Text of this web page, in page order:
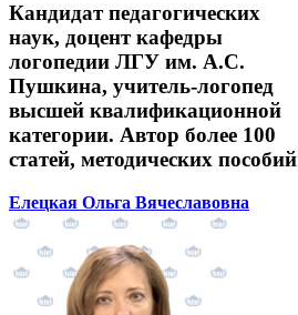
Кандидат педагогических
наук, доцент кафедры
логопедии ЛГУ им. А.С.
Пушкина, учитель-логопед
высшей квалификационной
категории. Автор более 100
статей, методических пособий
Елецкая Ольга Вячеславовна